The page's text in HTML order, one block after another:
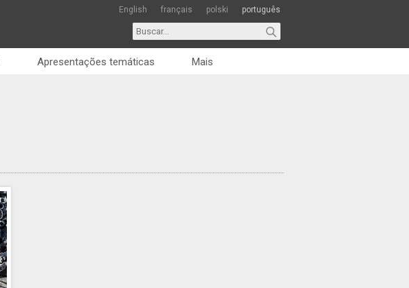
English français polski português
Apresentações temáticas Mais